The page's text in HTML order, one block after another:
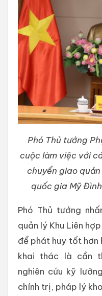
Phó Thủ tướng
cuộc làm việc với
chuyển giao
quốc gia Mỹ
Phó Thủ tướng
quản lý Khu Liên
để phát huy tốt hơn
khai thác là cần
nghiên cứu kỹ
chính trị, pháp lý